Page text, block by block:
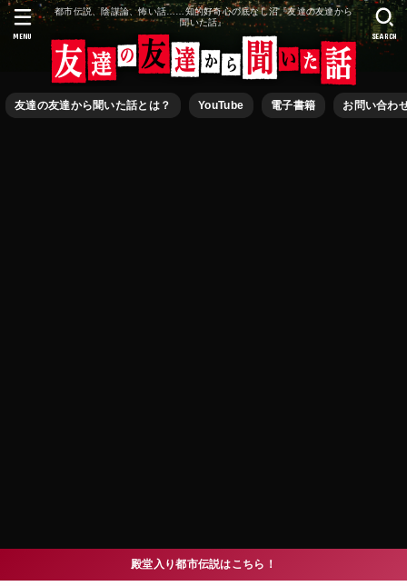
都市伝説、陰謀論、怖い話……知的好奇心の底なし沼『友達の友達から
聞いた話』
友達の友達から聞いた話とは？ YouTube 電子書籍 お問い合わ
SEARCH
MENU
殿堂入り都市伝説はこちら！